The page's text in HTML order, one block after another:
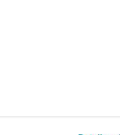
zu. Über die
verwenden“ können Sie
persönlichen Bedürfnisse
Ihre Einwilligung
Sie in unseren